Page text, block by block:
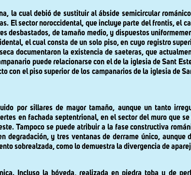
la cual debió de sustituir al ábside semicircular
El sector noroccidental, que incluye parte del frontis, el
desbastados, de tamaño medio, y dispuestos
el cual consta de un solo piso, en cuyo registro
documentaron la existencia de saeteras, que
puede relacionarse con el de la iglesia de Sant
con el piso superior de los campanarios de la iglesia de
por sillares de mayor tamaño, aunque un tanto
en fachada septentrional, en el sector del muro que
Tampoco se puede atribuir a la fase constructiva
degradación, y tres ventanas de derrame único, aunque
sobrealzada, como lo demuestra la divergencia de